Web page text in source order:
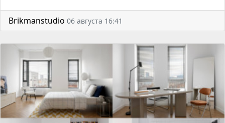
Brikmanstudio 06 августа 16:41